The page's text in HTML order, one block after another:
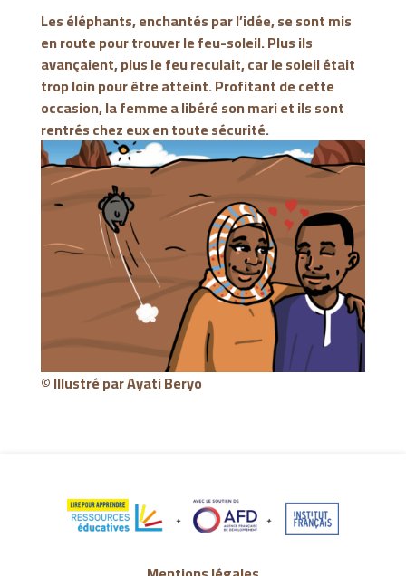
Les éléphants, enchantés par l’idée, se sont mis
en route pour trouver le feu-soleil. Plus ils
avançaient, plus le feu reculait, car le soleil était
trop loin pour être atteint. Profitant de cette
occasion, la femme a libéré son mari et ils sont
rentrés chez eux en toute sécurité.
© Illustré parAyati Beryo